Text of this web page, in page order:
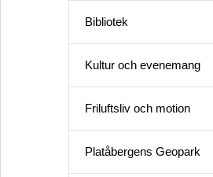
Bibliotek
Kultur och evenemang
Friluftsliv och motion
Platåbergens Geopark